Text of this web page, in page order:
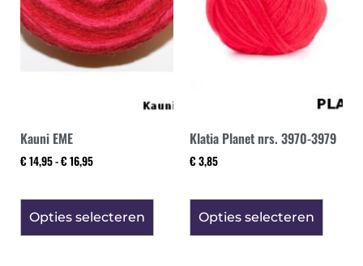
Kauni EME
€ 14,95-€ 16,95
Opties selecteren
Klatia Planet nrs. 3970-3979
€ 3,85
Opties selecteren